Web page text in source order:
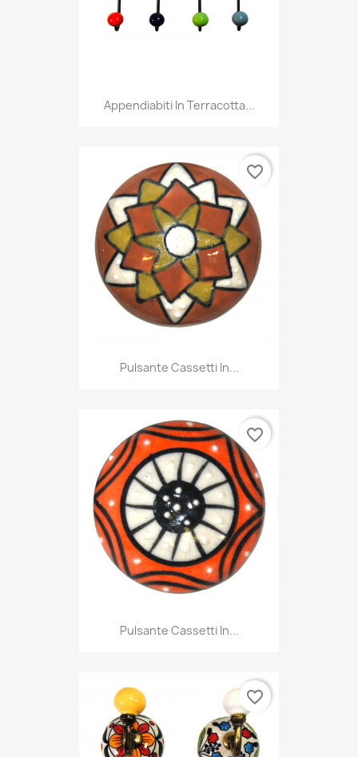
Appendiabiti In Terracotta...
Pulsante Cassetti In...
favorite_border
Pulsante Cassetti In...
favorite_border
favorite_border